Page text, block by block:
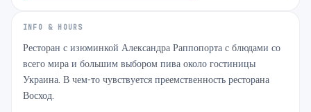
INFO & HOURS
Ресторан с изюминкой Александра Раппопорта с блюдами со
всего мира и большим выбором пива около гостиницы
Украина. В чем-то чувствуется преемственность ресторана
Восход.